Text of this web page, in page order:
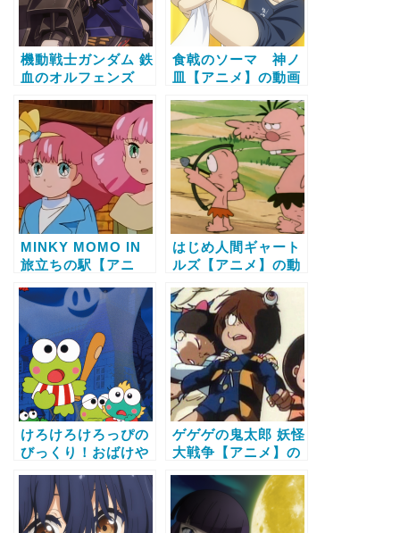
機動戦士ガンダム 鉄
血のオルフェンズ
信サービス比較と無
料で全話視聴する方
法
食戟のソーマ 神ノ
皿【アニメ】の動画
無料で全話視聴する
方法
MINKY MOMO IN
旅立ちの駅【アニ
ビス比較と無料で全
話視聴する方法
はじめ人間ギャート
ルズ【アニメ】の動
と無料で全話視聴す
る方法
けろけろけろっぴの
びっくり！おばけや
画配信サービス比較
と無料で全話視聴す
る方法
ゲゲゲの鬼太郎 妖怪
大戦争【アニメ】の
較と無料で全話視聴
する方法